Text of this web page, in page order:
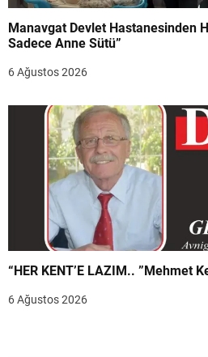
Manavgat Devlet Hastanesinden
Sadece Anne Sütü”
6 Ağustos 2026
“HER KENT’E
6 Ağustos 2026